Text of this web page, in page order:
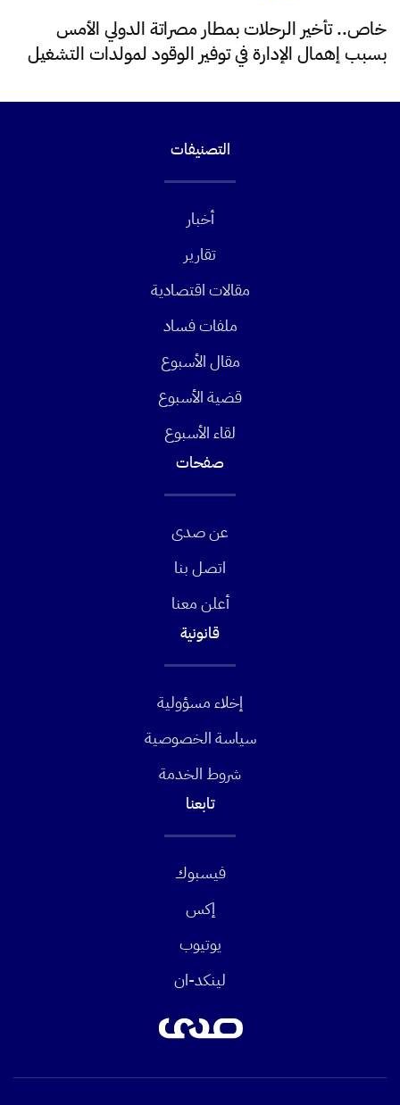
خاص.. تأخير الرحلات بمطار مصراتة الدولي الأمس
بسبب إهمال الإدارة في توفير الوقود لمولدات التشغيل
التصنيفات
أخبار
تقارير
مقالات اقتصادية
ملفات فساد
مقال الأسبوع
قضية الأسبوع
لقاء الأسبوع
صفحات
عن صدى
اتصل بنا
أعلن معنا
قانونية
إخلاء مسؤولية
سياسة الخصوصية
شروط الخدمة
تابعنا
فيسبوك
إكس
يوتيوب
لينكد-ان